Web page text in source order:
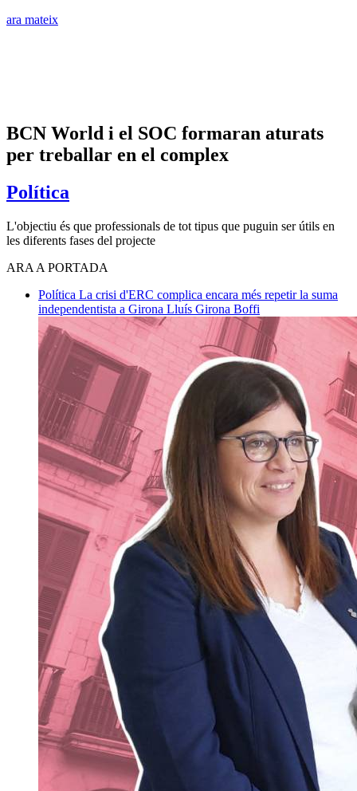
ara mateix
BCN World i el SOC formaran aturats
per treballar en el complex
Política
L'objectiu és que professionals de tot tipus que puguin ser útils en
les diferents fases del projecte
ARA A PORTADA
Política La crisi d'ERC complica encara més repetir la suma
independentista a Girona Lluís Girona Boffi